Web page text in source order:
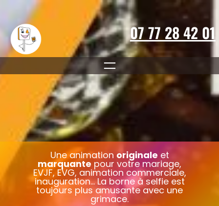
contenu
07 77 28 42 01
Une animation originale et
marquante pour votre mariage,
EVJF, EVG, animation commerciale,
inauguration… La borne à selfie est
toujours plus amusante avec une
grimace.